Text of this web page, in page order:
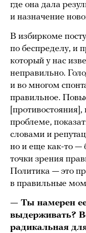
где она дала
и назначение
В избиркоме
по беспределу, и
который у нас
неправильно.
и во многом
правильное.
проблеме,
словами и
но и еще как-то —
точки зрения
Политика — это
в правильные
— Ты намерен
выдерживать?
радикальная